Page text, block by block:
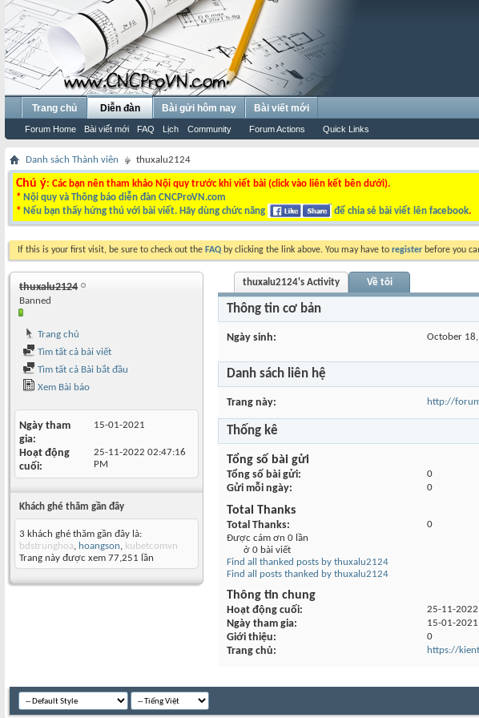
Trang chủ Diễn đàn
Forum Home Bài viết mới FAQ Lịch Community Forum Actions Quick Links
Bài gửi hôm nay Bài viết mới
Danh sách Thành viên thuxalu2124
Chú ý: Các bạn nên tham khảo Nội quy trước khi viết bài (click vào liên kết bên dưới).
* Nội quy và Thông báo diễn đàn CNCProVN.com
* Nếu bạn thấy hứng thú với bài viết. Hãy dùng chức năng để chia sẻ bài viết lên facebook.
If this is your first visit, be sure to check out the FAQ by clicking the link above. You may have to register before you
thuxalu2124
Banned
Trang chủ
Tìm tất cả bài viết
Tìm tất cả Bài bắt đầu
Xem Bài báo
Ngày tham
gia
15-01-2021
Hoạt động
cuối
25-11-2022 02:47:16
PM
Khách ghé thăm gần đây
3 khách ghé thăm gần đây là:
bdstrunghoa, hoangson, kubetcomvn
Trang này được xem 77,251 lần
thuxalu2124's Activity Về tôi
Thông tin cơ bản
Ngày sinh October
Danh sách liên hệ
Trang này http://
Thống kê
Tổng số bài gửi
Tổng số bài gửi 0
Gửi mỗi ngày 0
Total Thanks
Total Thanks
0
Được cám ơn 0 lần
ở 0 bài viết
Find all thanked posts by thuxalu2124
Find all posts thanked by thuxalu2124
Thông tin chung
Hoạt động cuối 25-11-2022
Ngày tham gia 15-01-2021
Giới thiệu 0
Trang chủ https://